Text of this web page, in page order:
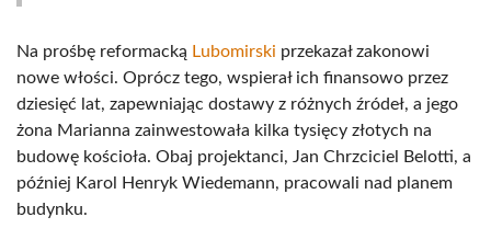
Na prośbę reformacką Lubomirski przekazał zakonowi
nowe włości. Oprócz tego, wspierał ich finansowo przez
dziesięć lat, zapewniając dostawy z różnych źródeł, a jego
żona Marianna zainwestowała kilka tysięcy złotych na
budowę kościoła. Obaj projektanci, Jan Chrzciciel Belotti, a
później Karol Henryk Wiedemann, pracowali nad planem
budynku.